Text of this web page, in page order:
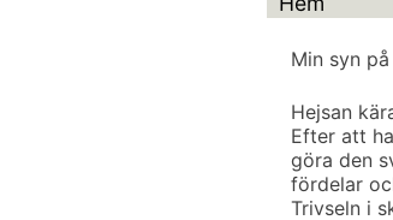
Min syn
Hejsan
Efter att
göra den
fördelar
Trivseln i